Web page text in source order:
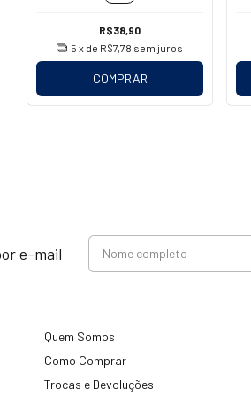
R$38,90
5 x de R$7,78 sem juros
COMPRAR
e-mail
Quem Somos
Como Comprar
Trocas e Devoluções